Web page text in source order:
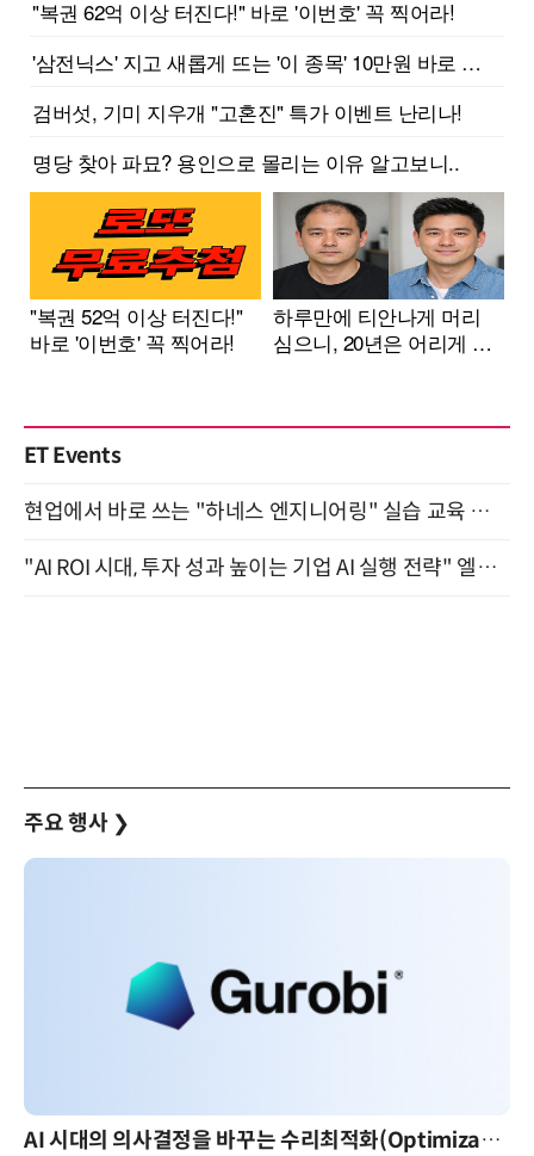
ET Events
현업에서 바로 쓰는 "하네스 엔지니어링" 실습 교육 워크숍 8월 20일 개최
"AI ROI 시대, 투자 성과 높이는 기업 AI 실행 전략" 엘타워 6층 (9월 18일)
주요 행사 ❯
AI 시대의 의사결정을 바꾸는 수리최적화(Optimization): 실제 산업 적용 사례와 활용 전략